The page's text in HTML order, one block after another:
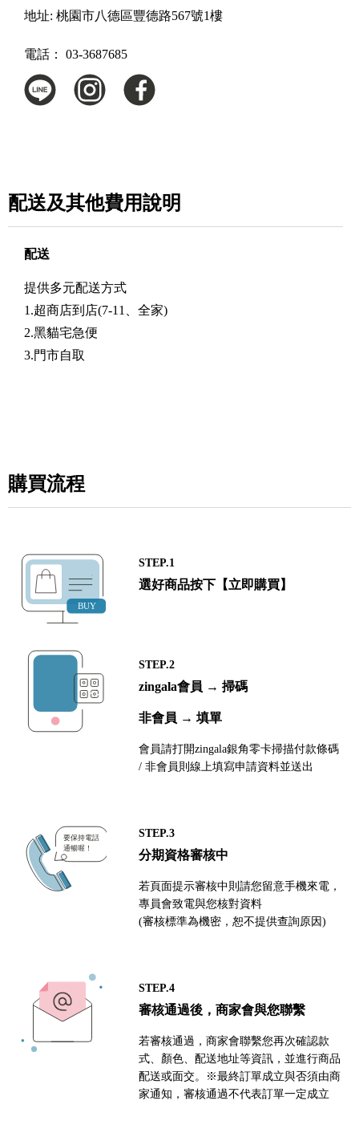
地址: 桃園市八德區豐德路567號1樓
電話： 03-3687685
配送及其他費用說明
配送
提供多元配送方式
1.超商店到店(7-11、全家)
2.黑貓宅急便
3.門市自取
購買流程
STEP.1
選好商品按下【立即購買】
STEP.2
zingala會員 → 掃碼
非會員 → 填單
會員請打開zingala銀角零卡掃描付款條碼
/ 非會員則線上填寫申請資料並送出
STEP.3
分期資格審核中
若頁面提示審核中則請您留意手機來電，
專員會致電與您核對資料
(審核標準為機密，恕不提供查詢原因)
STEP.4
審核通過後，商家會與您聯繫
若審核通過，商家會聯繫您再次確認款
式、顏色、配送地址等資訊，並進行商品
配送或面交。※最終訂單成立與否須由商
家通知，審核通過不代表訂單一定成立